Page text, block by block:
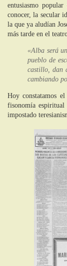
entusiasmo
conocer, la secular
la que ya aludían
más tarde en el
«Alba será
pueblo de
castillo, dan
cambiando
Hoy constatamos
fisonomía
impostado